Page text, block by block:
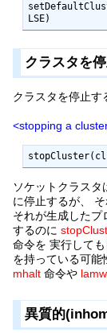
LSE)
クラスタを
クラスタを停止す
<stopping a
ソケットクラス
に停止するが、
それが生成したプ
するのに
命令を 実行して
を持っている可能
mhalt 命令や
異質的